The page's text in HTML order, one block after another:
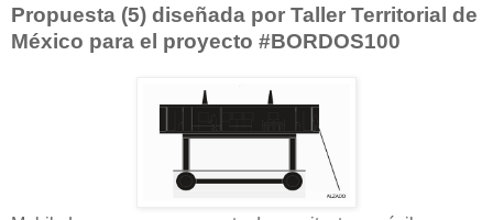
Propuesta (5) diseñada por Taller Territorial de
México para el proyecto #BORDOS100